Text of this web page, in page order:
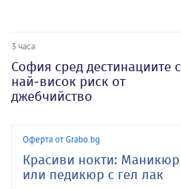
3 часа
София сред дестинациите с
най-висок риск от
джебчийство
Оферта от Grabo.bg
Красиви нокти: Маникюр
или педикюр с гел лак